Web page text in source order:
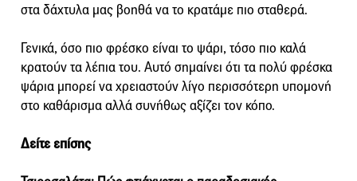
στα δάχτυλα μας βοηθά να το κρατάμε πιο σταθερά.
Γενικά, όσο πιο φρέσκο είναι το ψάρι, τόσο πιο καλά
κρατούν τα λέπια του. Αυτό σημαίνει ότι τα πολύ φρέσκα
ψάρια μπορεί να χρειαστούν λίγο περισσότερη υπομονή
στο καθάρισμα αλλά συνήθως αξίζει τον κόπο.
Δείτε επίσης